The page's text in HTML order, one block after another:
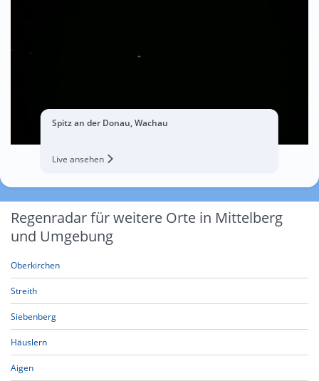
Spitz an der Donau, Wachau
Live ansehen
Regenradar für weitere Orte in Mittelberg
und Umgebung
Oberkirchen
Streith
Siebenberg
Häuslern
Aigen